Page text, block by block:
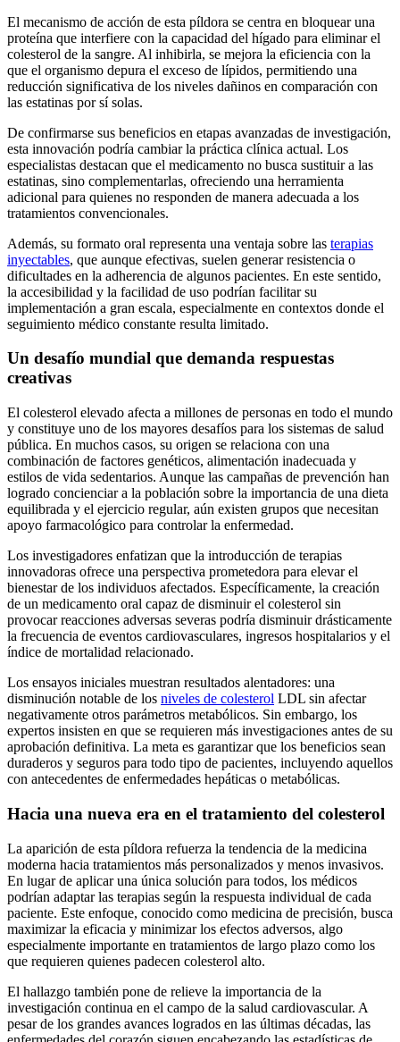
El mecanismo de acción de esta píldora se centra en bloquear una
proteína que interfiere con la capacidad del hígado para eliminar el
colesterol de la sangre. Al inhibirla, se mejora la eficiencia con la
que el organismo depura el exceso de lípidos, permitiendo una
reducción significativa de los niveles dañinos en comparación con
las estatinas por sí solas.
De confirmarse sus beneficios en etapas avanzadas de investigación,
esta innovación podría cambiar la práctica clínica actual. Los
especialistas destacan que el medicamento no busca sustituir a las
estatinas, sino complementarlas, ofreciendo una herramienta
adicional para quienes no responden de manera adecuada a los
tratamientos convencionales.
Además, su formato oral representa una ventaja sobre las terapias
inyectables, que aunque efectivas, suelen generar resistencia o
dificultades en la adherencia de algunos pacientes. En este sentido,
la accesibilidad y la facilidad de uso podrían facilitar su
implementación a gran escala, especialmente en contextos donde el
seguimiento médico constante resulta limitado.
Un desafío mundial que demanda respuestas
creativas
El colesterol elevado afecta a millones de personas en todo el mundo
y constituye uno de los mayores desafíos para los sistemas de salud
pública. En muchos casos, su origen se relaciona con una
combinación de factores genéticos, alimentación inadecuada y
estilos de vida sedentarios. Aunque las campañas de prevención han
logrado concienciar a la población sobre la importancia de una dieta
equilibrada y el ejercicio regular, aún existen grupos que necesitan
apoyo farmacológico para controlar la enfermedad.
Los investigadores enfatizan que la introducción de terapias
innovadoras ofrece una perspectiva prometedora para elevar el
bienestar de los individuos afectados. Específicamente, la creación
de un medicamento oral capaz de disminuir el colesterol sin
provocar reacciones adversas severas podría disminuir drásticamente
la frecuencia de eventos cardiovasculares, ingresos hospitalarios y el
índice de mortalidad relacionado.
Los ensayos iniciales muestran resultados alentadores: una
disminución notable de los niveles de colesterol LDL sin afectar
negativamente otros parámetros metabólicos. Sin embargo, los
expertos insisten en que se requieren más investigaciones antes de su
aprobación definitiva. La meta es garantizar que los beneficios sean
duraderos y seguros para todo tipo de pacientes, incluyendo aquellos
con antecedentes de enfermedades hepáticas o metabólicas.
Hacia una nueva era en el tratamiento del colesterol
La aparición de esta píldora refuerza la tendencia de la medicina
moderna hacia tratamientos más personalizados y menos invasivos.
En lugar de aplicar una única solución para todos, los médicos
podrían adaptar las terapias según la respuesta individual de cada
paciente. Este enfoque, conocido como medicina de precisión, busca
maximizar la eficacia y minimizar los efectos adversos, algo
especialmente importante en tratamientos de largo plazo como los
que requieren quienes padecen colesterol alto.
El hallazgo también pone de relieve la importancia de la
investigación continua en el campo de la salud cardiovascular. A
pesar de los grandes avances logrados en las últimas décadas, las